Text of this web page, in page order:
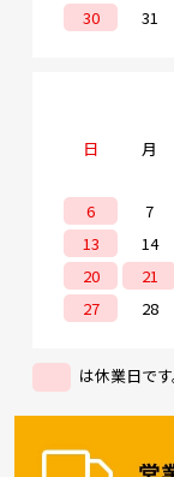
30
31
日 月
6
7
13
14
20
21
27
28
は休業日で